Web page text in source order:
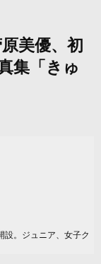
美優、初
集「きゅ
設。ジュニア、女子ク